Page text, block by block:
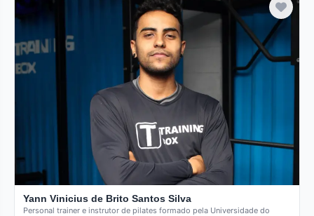
Yann Vinicius de Brito Santos Silva
Personal trainer e instrutor de pilates formado pela Universidade do